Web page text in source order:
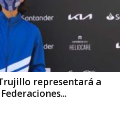
representará a